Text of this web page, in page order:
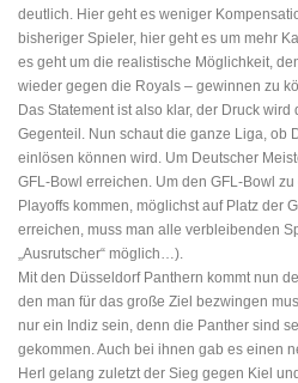
deutlich. Hier geht es weniger
bisheriger Spieler, hier geht es um mehr
es geht um die realistische Möglichkeit,
wieder gegen die Royals – gewinnen zu
Das Statement ist also klar, der Druck
Gegenteil. Nun schaut die ganze Liga, ob
einlösen können wird. Um Deutscher
GFL-Bowl erreichen. Um den GFL-Bowl
Playoffs kommen, möglichst auf Platz der
erreichen, muss man alle verbleibenden
„Ausrutscher“ möglich…).
Mit den Düsseldorf Panthern kommt nun
den man für das große Ziel bezwingen
nur ein Indiz sein, denn die Panther sind
gekommen. Auch bei ihnen gab es einen
Herl gelang zuletzt der Sieg gegen Kiel